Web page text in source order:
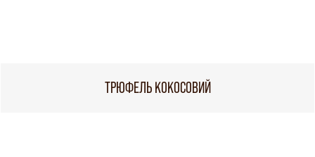
ТРЮФЕЛЬ КОКОСОВИЙ